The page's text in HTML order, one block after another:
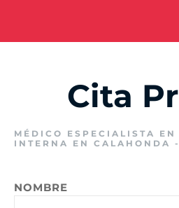
Cita
MÉDICO ESPECIALISTA
INTERNA EN CALAHONDA
NOMBRE